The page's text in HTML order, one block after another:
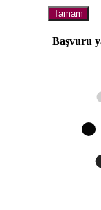
Tamam
Başvuru